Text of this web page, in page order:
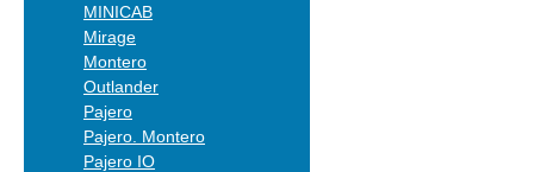
MINICAB
Mirage
Montero
Outlander
Pajero
Pajero. Montero
Pajero IO